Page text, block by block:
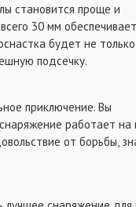
становится проще и
30 мм обеспечивает
будет не
подсечку.
приключение. Вы
работает на
от борьбы,